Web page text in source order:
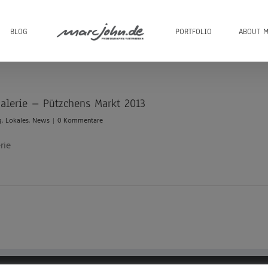
BLOG PORTFOLIO ABOUT
– Pützchens Markt 2013
, Lokales, News | 0 Kommentare